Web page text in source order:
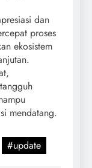
dan
proses
ekosistem
mendatang.
#update